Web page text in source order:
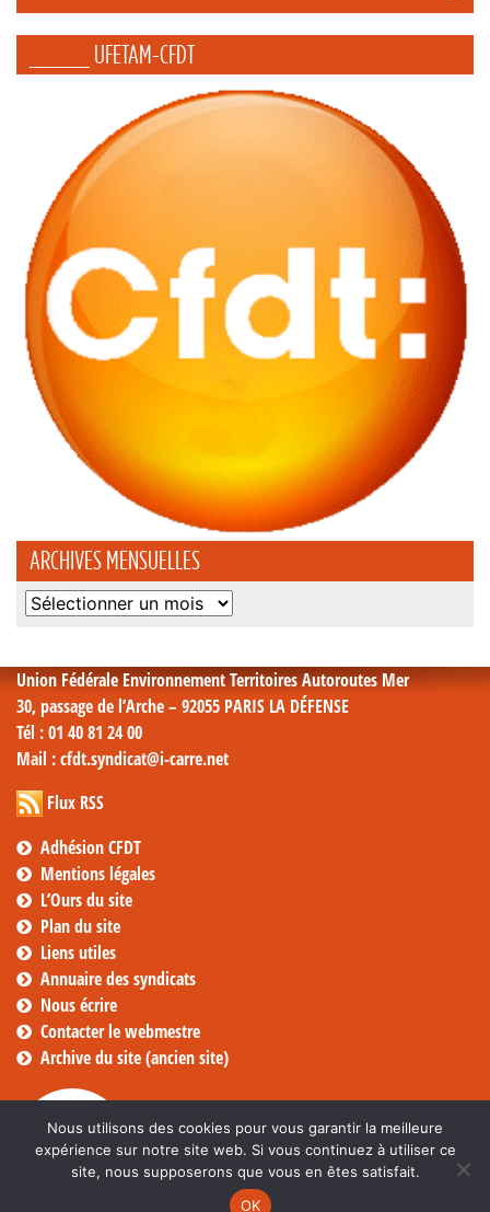
_____ UFETAM-CFDT
ARCHIVES MENSUELLES
Archives
Union Fédérale Environnement Territoires Autoroutes Mer
30, passage de l’Arche – 92055 PARIS LA DÉFENSE
Tél : 01 40 81 24 00
Mail : cfdt.syndicat@i-carre.net
Flux RSS
Adhésion CFDT
Mentions légales
L’Ours du site
Plan du site
Liens utiles
Annuaire des syndicats
Nous écrire
Contacter le webmestre
Archive du site (ancien site)
Nous utilisons des cookies pour vous garantir la meilleure
expérience sur notre site web. Si vous continuez à utiliser ce
site, nous supposerons que vous en êtes satisfait.
OK